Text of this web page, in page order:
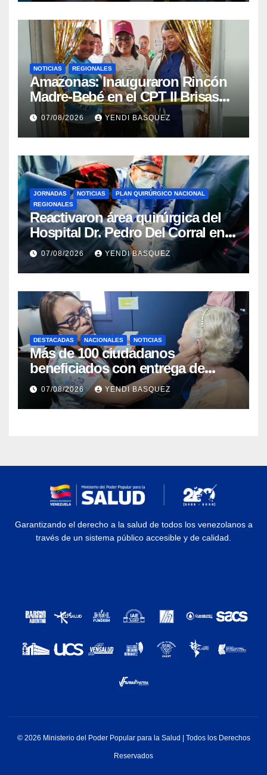
NOTICIAS REGIONALES
​Amazonas: Inauguraron Rincón
Madre-Bebé en el CPT II Brisas
del Aeropuerto ​Inauguraron
Rincón
07/08/2026 YENDI BASQUEZ
JORNADAS NOTICIAS
PLAN QUIRÚRGICO NACIONAL
REGIONALES
Reactivaron área quirúrgica del
Hospital Dr. Pedro Del Corral en
Guárico
07/08/2026 YENDI BASQUEZ
DESTACADAS NACIONALES NOTICIAS
Más de 100 ciudadanos
beneficiados con entrega de
prótesis auditivas en el Centro de
Rehabilitación J.J. Arvelo
07/08/2026 YENDI BASQUEZ
Garantizando el derecho a la salud de todos los venezolanos a
través de un sistema público accesible y de calidad.
© 2026 Ministerio del Poder Popular para la Salud | Todos los Derechos
Reservados